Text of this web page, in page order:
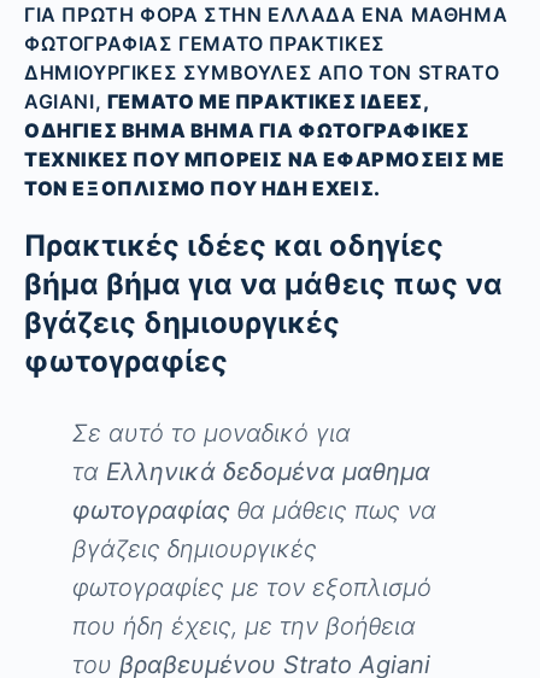
ΓΙΑ ΠΡΏΤΗ ΦΟΡΆ ΣΤΗΝ ΕΛΛΆΔΑ ΈΝΑ ΜΆΘΗΜΑ
ΦΩΤΟΓΡΑΦΊΑΣ ΓΕΜΆΤΟ ΠΡΑΚΤΙΚΈΣ
ΔΗΜΙΟΥΡΓΙΚΈΣ ΣΥΜΒΟΥΛΈΣ ΑΠΌ ΤΟΝ STRATO
AGIANI, ΓΕΜΆΤΟ ΜΕ ΠΡΑΚΤΙΚΈΣ ΙΔΈΕΣ,
ΟΔΗΓΊΕΣ ΒΉΜΑ ΒΉΜΑ ΓΙΑ ΦΩΤΟΓΡΑΦΙΚΈΣ
ΤΕΧΝΙΚΈΣ ΠΟΥ ΜΠΟΡΕΊΣ ΝΑ ΕΦΑΡΜΌΣΕΙΣ ΜΕ
ΤΟΝ ΕΞΟΠΛΙΣΜΌ ΠΟΥ ΉΔΗ ΈΧΕΙΣ.
Πρακτικές ιδέες και οδηγίες
βήμα βήμα για να μάθεις πως να
βγάζεις δημιουργικές
φωτογραφίες
Σε αυτό το μοναδικό για
τα Ελληνικά δεδομένα μαθημα
φωτογραφίας θα μάθεις πως να
βγάζεις δημιουργικές
φωτογραφίες με τον εξοπλισμό
που ήδη έχεις, με την βοήθεια
του βραβευμένου Strato Agiani